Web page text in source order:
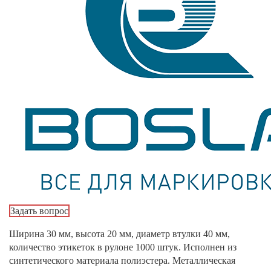
Задать вопрос
Ширина 30 мм, высота 20 мм, диаметр втулки 40 мм,
количество этикеток в рулоне 1000 штук. Исполнен из
синтетического материала полиэстера. Металлическая